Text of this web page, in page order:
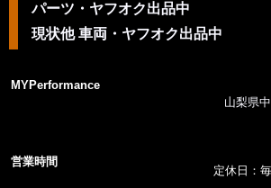
パーツ・ヤフオク出品中
現状他 車両・ヤフオク出品中
MYPerformance
山梨県
営業時間
定休日：